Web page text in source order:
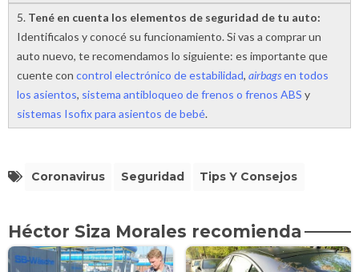
5. Tené en cuenta los elementos de seguridad de tu auto:
Identificalos y conocé su funcionamiento. Si vas a comprar un
auto nuevo, te recomendamos lo siguiente: es importante que
cuente con control electrónico de estabilidad, airbagsen todos
los asientos, sistema antibloqueo de frenos o frenos ABS y
sistemas Isofix para asientos de bebé.
Coronavirus Seguridad Tips Y Consejos
Héctor Siza Morales recomienda